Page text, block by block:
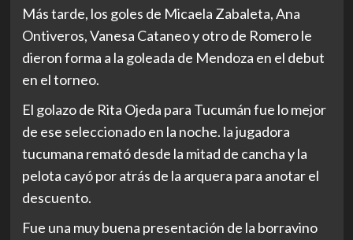
Más tarde, los goles de Micaela Zabaleta, Ana
Ontiveros, Vanesa Cataneo y otro de Romero le
dieron forma a la goleada de Mendoza en el debut
en el torneo.
El golazo de Rita Ojeda para Tucumán fue lo mejor
de ese seleccionado en la noche. la jugadora
tucumana remató desde la mitad de cancha y la
pelota cayó por atrás de la arquera para anotar el
descuento.
Fue una muy buena presentación de la borravino